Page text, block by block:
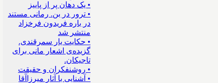
• یک دهان پر از پاییز
• ترور در بن. رمانی مستند
در باره فریدون فرخزاد
منتشر شد
• حکایت یار سمرقندی.
گزیده‌ی اشعار مانی برای
تاجیکان.
• روشنفکران و حقیقت
• آشنایی با آثار میرزاآقا